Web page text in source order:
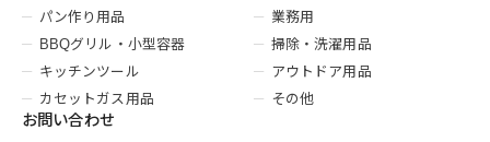
パン作り用品
BBQグリル・小型容器
キッチンツール
カセットガス用品
業務用
掃除・洗濯用品
アウトドア用品
その他
お問い合わせ